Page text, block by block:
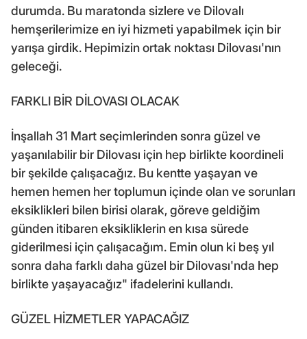
durumda. Bu maratonda sizlere ve Dilovalı
hemşerilerimize en iyi hizmeti yapabilmek için bir
yarışa girdik. Hepimizin ortak noktası Dilovası'nın
geleceği.
FARKLI BİR DİLOVASI OLACAK
İnşallah 31 Mart seçimlerinden sonra güzel ve
yaşanılabilir bir Dilovası için hep birlikte koordineli
bir şekilde çalışacağız. Bu kentte yaşayan ve
hemen hemen her toplumun içinde olan ve sorunları
eksiklikleri bilen birisi olarak, göreve geldiğim
günden itibaren eksikliklerin en kısa sürede
giderilmesi için çalışacağım. Emin olun ki beş yıl
sonra daha farklı daha güzel bir Dilovası'nda hep
birlikte yaşayacağız" ifadelerini kullandı.
GÜZEL HİZMETLER YAPACAĞIZ